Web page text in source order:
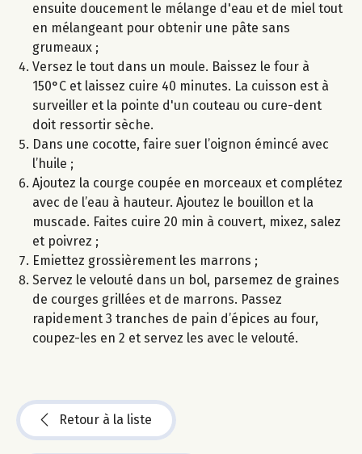
ensuite doucement le mélange d'eau et de miel tout
en mélangeant pour obtenir une pâte sans
grumeaux ;
Versez le tout dans un moule. Baissez le four à
150°C et laissez cuire 40 minutes. La cuisson est à
surveiller et la pointe d'un couteau ou cure-dent
doit ressortir sèche.
Dans une cocotte, faire suer l’oignon émincé avec
l’huile ;
Ajoutez la courge coupée en morceaux et complétez
avec de l’eau à hauteur. Ajoutez le bouillon et la
muscade. Faites cuire 20 min à couvert, mixez, salez
et poivrez ;
Emiettez grossièrement les marrons ;
Servez le velouté dans un bol, parsemez de graines
de courges grillées et de marrons. Passez
rapidement 3 tranches de pain d’épices au four,
coupez-les en 2 et servez les avec le velouté.
Retour à la liste